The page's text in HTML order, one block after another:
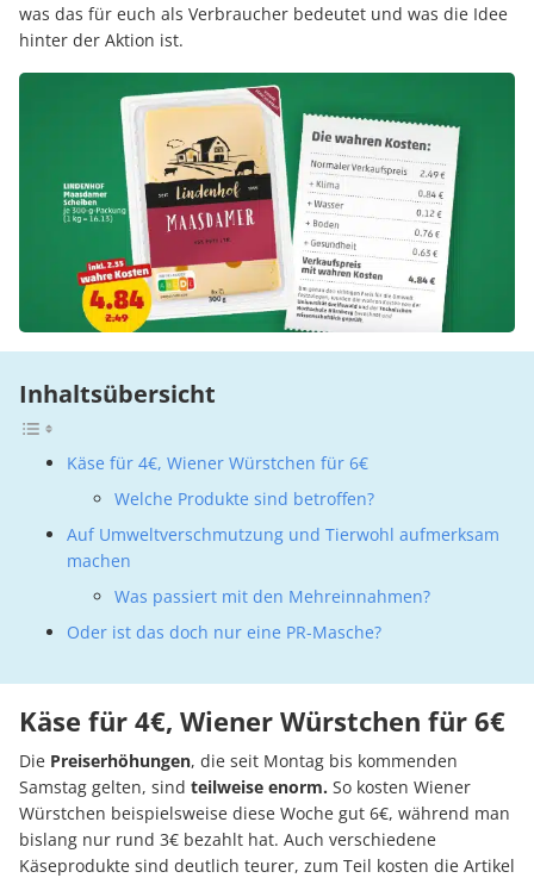
was das für euch als Verbraucher bedeutet und was die Idee
hinter der Aktion ist.
Inhaltsübersicht
Käse für 4€, Wiener Würstchen für 6€
Welche Produkte sind betroffen?
Auf Umweltverschmutzung und Tierwohl aufmerksam
machen
Was passiert mit den Mehreinnahmen?
Oder ist das doch nur eine PR-Masche?
Käse für 4€, Wiener Würstchen für 6€
Die Preiserhöhungen, die seit Montag bis kommenden
Samstag gelten, sind teilweise enorm. So kosten Wiener
Würstchen beispielsweise diese Woche gut 6€, während man
bislang nur rund 3€ bezahlt hat. Auch verschiedene
Käseprodukte sind deutlich teurer, zum Teil kosten die Artikel